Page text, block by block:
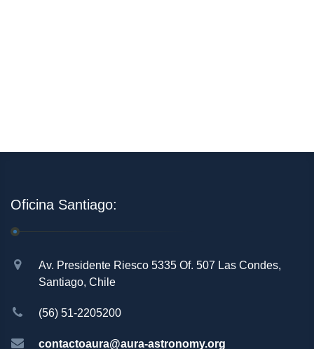
Oficina Santiago:
Av. Presidente Riesco 5335 Of. 507 Las Condes,
Santiago, Chile
(56) 51-2205200
contactoaura@aura-astronomy.org